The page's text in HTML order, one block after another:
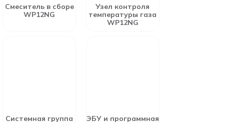
Смеситель в сборе
WP12NG
Узел контроля
температуры газа
WP12NG
Системная группа ЭБУ и программная